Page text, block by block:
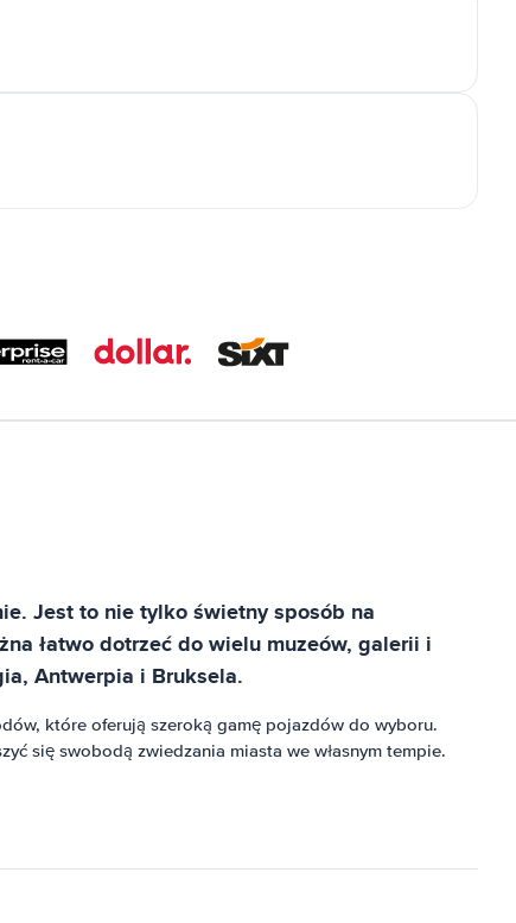
Jest to nie tylko świetny sposób na
łatwo dotrzeć do wielu muzeów, galerii i
Antwerpia i Bruksela.
które oferują szeroką gamę pojazdów do wyboru.
się swobodą zwiedzania miasta we własnym tempie.